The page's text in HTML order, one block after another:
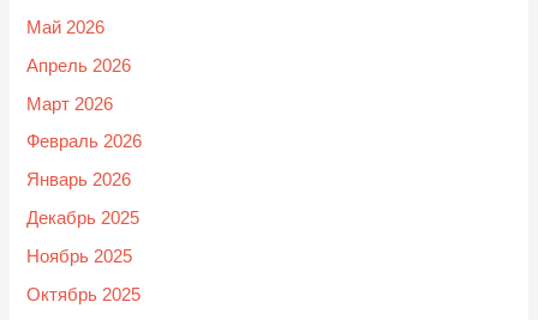
Май 2026
Апрель 2026
Март 2026
Февраль 2026
Январь 2026
Декабрь 2025
Ноябрь 2025
Октябрь 2025